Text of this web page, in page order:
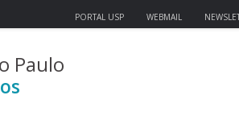
PORTAL USP WEBMAIL
Paulo